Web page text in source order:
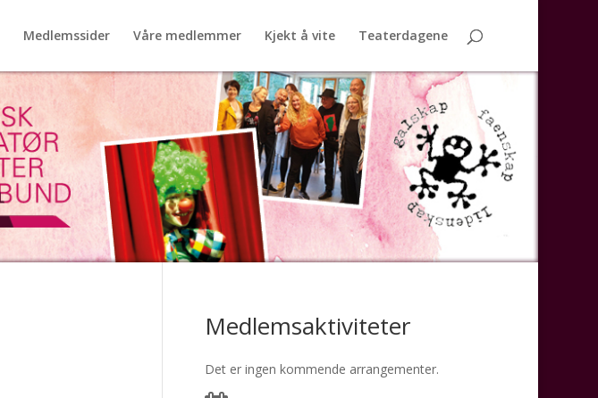
Medlemssider Våre medlemmer Kjekt å vite Teaterdagene
Medlemsaktiviteter
Det er ingen kommende arrangementer.